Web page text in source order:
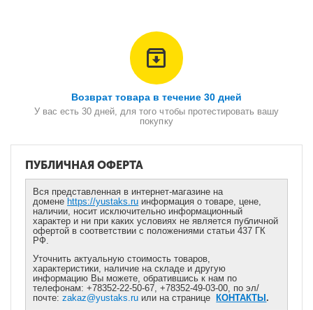
Возврат товара в течение 30 дней
У вас есть 30 дней, для того чтобы протестировать вашу
покупку
ПУБЛИЧНАЯ ОФЕРТА
Вся представленная в интернет-магазине на
домене https://yustaks.ru информация о товаре, цене,
наличии, носит исключительно информационный
характер и ни при каких условиях не является публичной
офертой в соответствии с положениями статьи 437 ГК
РФ.
Уточнить актуальную стоимость товаров,
характеристики, наличие на складе и другую
информацию Вы можете, обратившись к нам по
телефонам: +78352-22-50-67, +78352-49-03-00, по эл/
почте:zakaz@yustaks.ru или на странице КОНТАКТЫ.